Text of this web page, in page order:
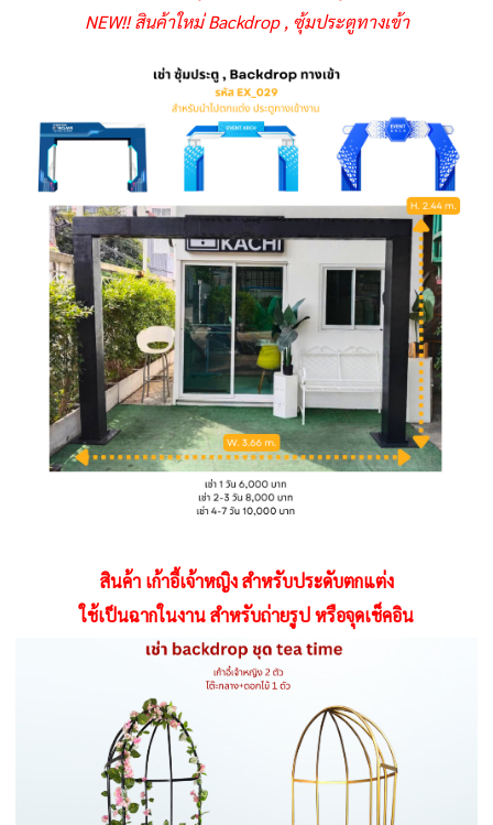
NEW!! สินค้าใหม่ Backdrop , ซุ้มประตูทางเข้า
สินค้า เก้าอี้เจ้าหญิง สำหรับประดับตกแต่ง
ใช้เป็นฉากในงาน สำหรับถ่ายรูป หรือจุดเช็คอิน